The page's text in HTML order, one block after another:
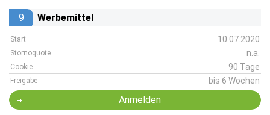
9 Werbemittel
Start 10.07.2020
Stornoquote n.a.
Cookie 90 Tage
Freigabe bis 6 Wochen
Anmelden